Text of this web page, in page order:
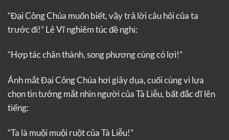
“Đại Công Chúa muốn biết, vậy trả lời câu hỏi của ta
trước đi!” Lê Vĩ nghiêm túc đề nghị:
“Hợp tác chân thành, song phương cùng có lợi!”
Ánh mắt Đại Công Chúa hơi giãy dụa, cuối cùng vì lựa
chọn tin tưởng mắt nhìn người của Tà Liễu, bất đắc dĩ lên
tiếng:
“Ta là muội muội ruột của Tà Liễu!”